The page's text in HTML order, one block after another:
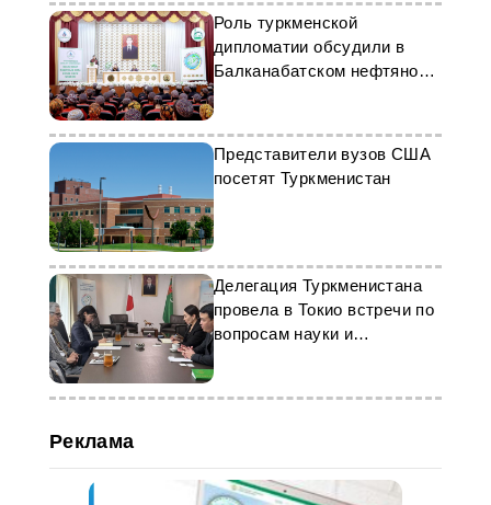
Роль туркменской
дипломатии обсудили в
Балканабатском нефтяном
колледже
Представители вузов США
посетят Туркменистан
Делегация Туркменистана
провела в Токио встречи по
вопросам науки и
образования
Реклама